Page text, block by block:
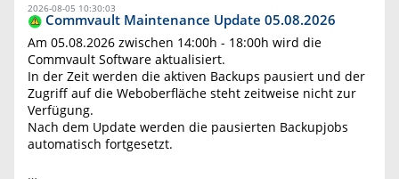
2026-08-05 10:30:03
Commvault Maintenance Update 05.08.2026
Am 05.08.2026 zwischen 14:00h - 18:00h wird die
Commvault Software aktualisiert.
In der Zeit werden die aktiven Backups pausiert und der
Zugriff auf die Weboberfläche steht zeitweise nicht zur
Verfügung.
Nach dem Update werden die pausierten Backupjobs
automatisch fortgesetzt.
…